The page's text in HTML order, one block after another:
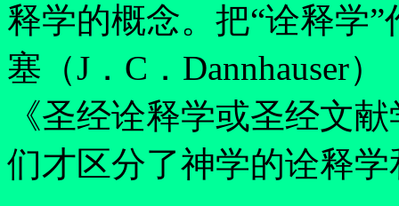
释学的概念。把“诠释学”
塞（J．C．Dannhauser
《圣经诠释学或圣经文
们才区分了神学的诠释